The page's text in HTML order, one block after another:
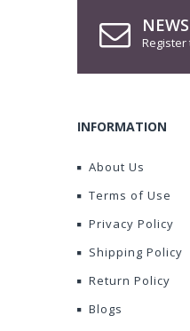
INFORMATION
About Us
Terms of Use
Privacy Policy
Shipping Policy
Return Policy
Blogs